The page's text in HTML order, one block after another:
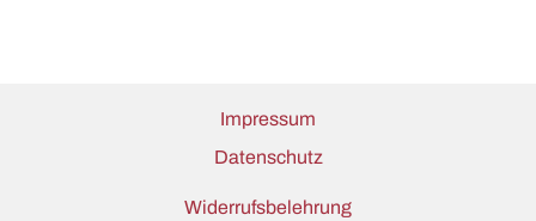
Impressum
Datenschutz
Widerrufsbelehrung